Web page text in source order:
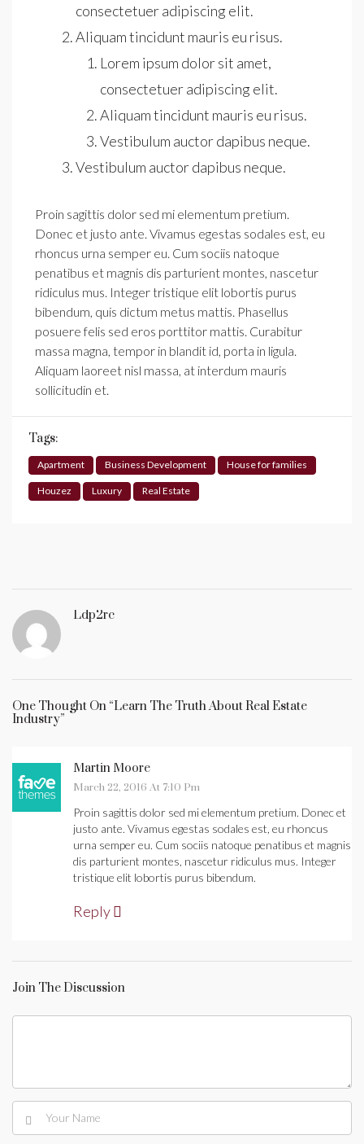
consectetuer adipiscing elit.
Aliquam tincidunt mauris eu risus.
Lorem ipsum dolor sit amet,
consectetuer adipiscing elit.
Aliquam tincidunt mauris eu risus.
Vestibulum auctor dapibus neque.
Vestibulum auctor dapibus neque.
Proin sagittis dolor sed mi elementum pretium.
Donec et justo ante. Vivamus egestas sodales est, eu
rhoncus urna semper eu. Cum sociis natoque
penatibus et magnis dis parturient montes, nascetur
ridiculus mus. Integer tristique elit lobortis purus
bibendum, quis dictum metus mattis. Phasellus
posuere felis sed eros porttitor mattis. Curabitur
massa magna, tempor in blandit id, porta in ligula.
Aliquam laoreet nisl massa, at interdum mauris
sollicitudin et.
Tags:
Apartment Business Development House for families
Houzez Luxury Real Estate
Ldp2rc
One Thought On “Learn The Truth About Real Estate
Industry”
Martin Moore
March 22, 2016 At 7:10 Pm
Proin sagittis dolor sed mi elementum pretium. Donec et
justo ante. Vivamus egestas sodales est, eu rhoncus
urna semper eu. Cum sociis natoque penatibus et magnis
dis parturient montes, nascetur ridiculus mus. Integer
tristique elit lobortis purus bibendum.
Reply
Join The Discussion